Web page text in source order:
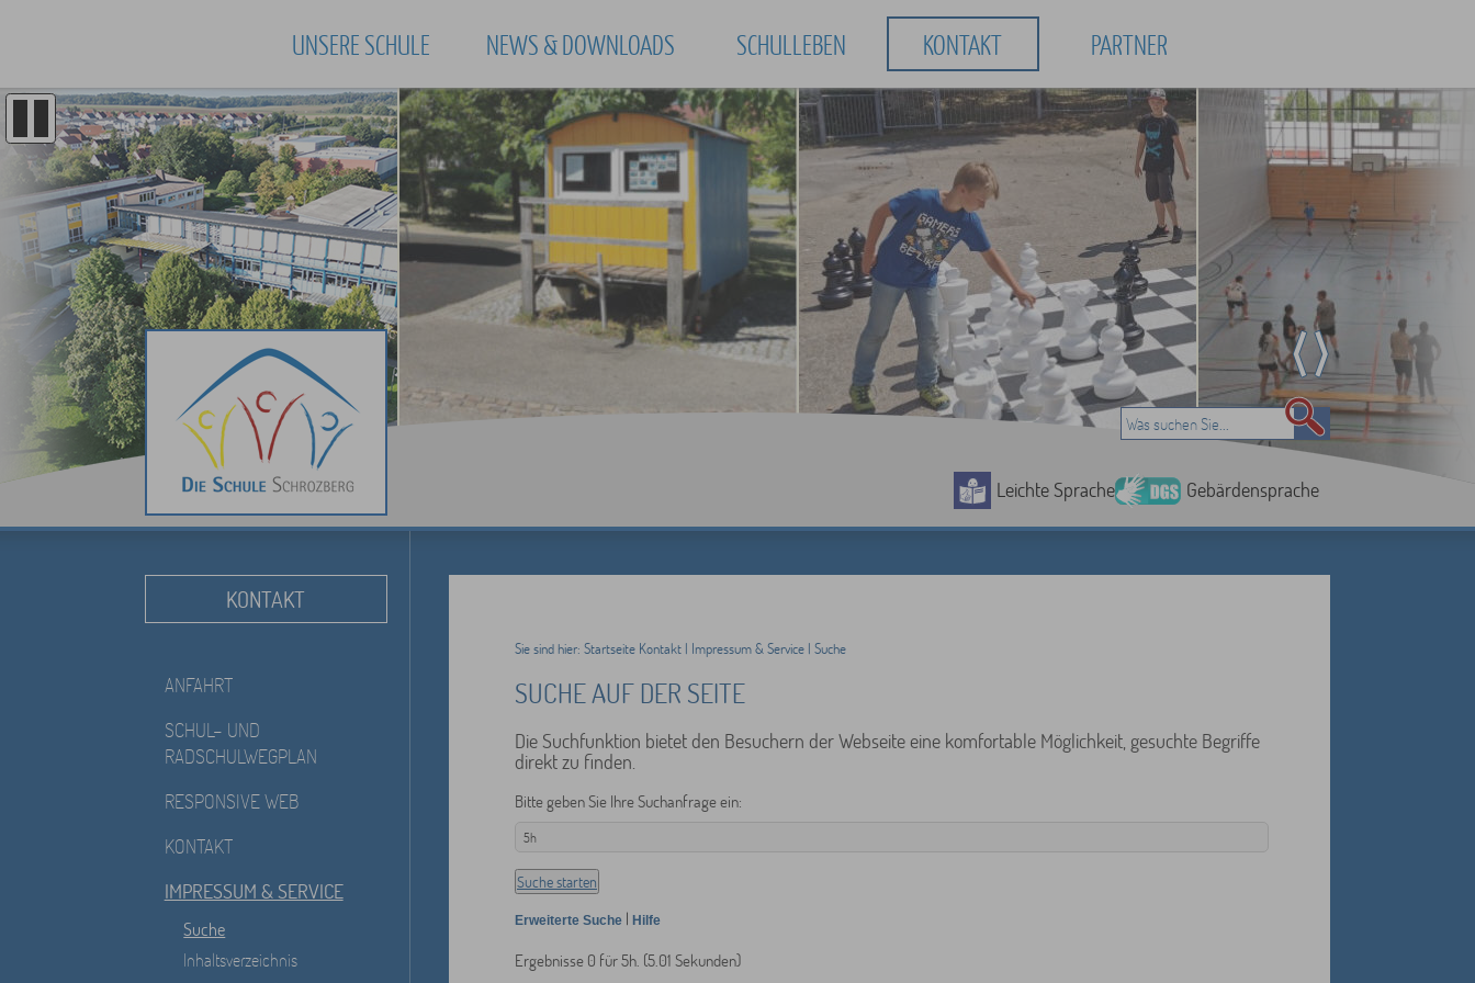
UNSERE SCHULE NEWS & DOWNLOADS SCHULLEBEN KONTAKT PARTNER
Leichte Sprache Gebärdensprache
KONTAKT
ANFAHRT
SCHUL- UND
RADSCHULWEGPLAN
RESPONSIVE WEB
KONTAKT
IMPRESSUM & SERVICE
Suche
Inhaltsverzeichnis
Sie sind hier: Startseite Kontakt| Impressum & Service| Suche
SUCHE AUF DER SEITE
Die Suchfunktion bietet den Besuchern der Webseite eine komfortable Möglichkeit, gesuchte Begriffe
direkt zu finden.
Bitte geben Sie Ihre Suchanfrage ein:
Erweiterte Suche| Hilfe
Ergebnisse 0 für5h. (5.01 Sekunden)